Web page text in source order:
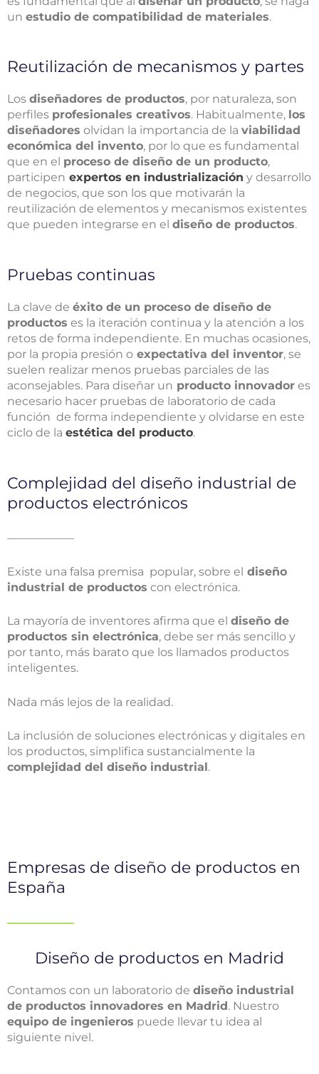
un estudio de compatibilidad de materiales.
Reutilización de mecanismos y partes
Los diseñadores de productos, por naturaleza, son
perfiles profesionales creativos. Habitualmente, los
diseñadores olvidan la importancia de la viabilidad
económica del invento, por lo que es fundamental
que en el proceso de diseño de un producto,
participen expertos en industrialización y desarrollo
de negocios, que son los que motivarán la
reutilización de elementos y mecanismos existentes
que pueden integrarse en el diseño de productos.
Pruebas continuas
La clave de éxito de un proceso de diseño de
productos es la iteración continua y la atención a los
retos de forma independiente. En muchas ocasiones,
por la propia presión o expectativa del inventor, se
suelen realizar menos pruebas parciales de las
aconsejables. Para diseñar un producto innovador es
necesario hacer pruebas de laboratorio de cada
función de forma independiente y olvidarse en este
ciclo de la estética del producto.
Complejidad del diseño industrial de
productos electrónicos
Existe una falsa premisa popular, sobre el diseño
industrial de productos con electrónica.
La mayoría de inventores afirma que el diseño de
productos sin electrónica, debe ser más sencillo y
por tanto, más barato que los llamados productos
inteligentes.
Nada más lejos de la realidad.
La inclusión de soluciones electrónicas y digitales en
los productos, simplifica sustancialmente la
complejidad del diseño industrial .
Empresas de diseño de productos en
España
Diseño de productos en Madrid
Contamos con un laboratorio de diseño industrial
de productos innovadores en Madrid. Nuestro
equipo de ingenieros puede llevar tu idea al
siguiente nivel.